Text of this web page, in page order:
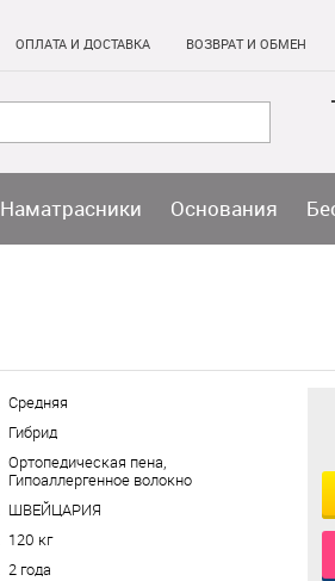
ОПЛАТА И ДОСТАВКА ВОЗВРАТ И ОБМЕН
Наматрасники Основания
Средняя
Гибрид
Ортопедическая пена,
Гипоаллергенное волокно
ШВЕЙЦАРИЯ
120 кг
2 года